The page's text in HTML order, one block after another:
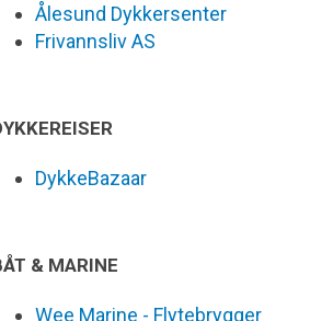
Ålesund Dykkersenter
Frivannsliv AS
DykkeBazaar
& MARINE
Wee Marine - Flytebrygger